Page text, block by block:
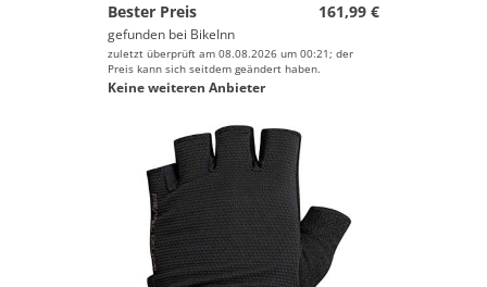
Bester Preis
161,99 €
gefunden bei BikeInn
zuletzt überprüft am 08.08.2026 um 00:21; der
Preis kann sich seitdem geändert haben.
Keine weiteren Anbieter